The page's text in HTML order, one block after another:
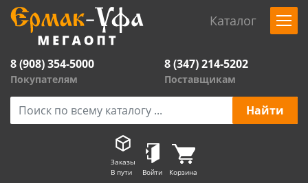
Каталог
8 (908) 354-5000
Покупателям
8 (347) 214-5202
Поставщикам
Заказы
В пути
Войти Корзина